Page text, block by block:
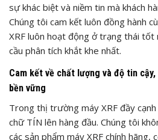
sự khác biệt và niềm tin mà khách
Chúng tôi cam kết luôn đồng hành
XRF luôn hoạt động ở trạng thái
cầu phân tích khắt khe nhất.
Cam kết về chất lượng và độ tin
bền vững
Trong thị trường máy XRF đầy
chữ TÍN lên hàng đầu. Chúng tôi
các sản phẩm máy XRF chính